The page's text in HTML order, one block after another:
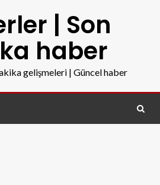
| Son
haber
gelişmeleri | Güncel haber